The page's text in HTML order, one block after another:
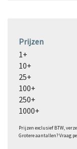
Prijzen
1+
10+
25+
100+
250+
1000+
Prijzen exclusief BTW,
Grotere aantallen? Vraag